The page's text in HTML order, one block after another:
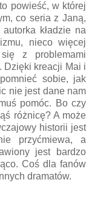
powieść, w której
co seria z Janą,
kładzie na
nieco więcej
z problemami
Dzięki kreacji Mai i
sobie, jak
nie jest dane nam
pomóc. Bo czy
różnicę? A może
historii jest
przyćmiewa, a
jest bardzo
Coś dla fanów
dramatów.